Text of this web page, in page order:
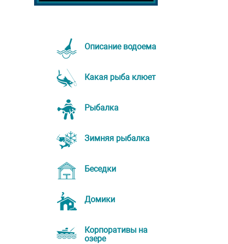
Описание водоема
Какая рыба клюет
Рыбалка
Зимняя рыбалка
Беседки
Домики
Корпоративы на
озере